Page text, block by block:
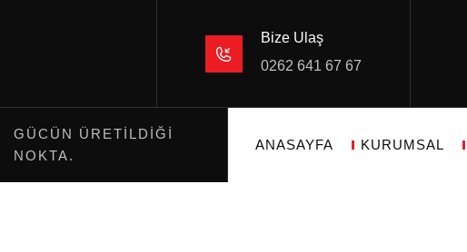
Bize Ulaş
0262 641 67 67
GÜCÜN ÜRETILDIĞI
NOKTA.
ANASAYFA KURUMSAL